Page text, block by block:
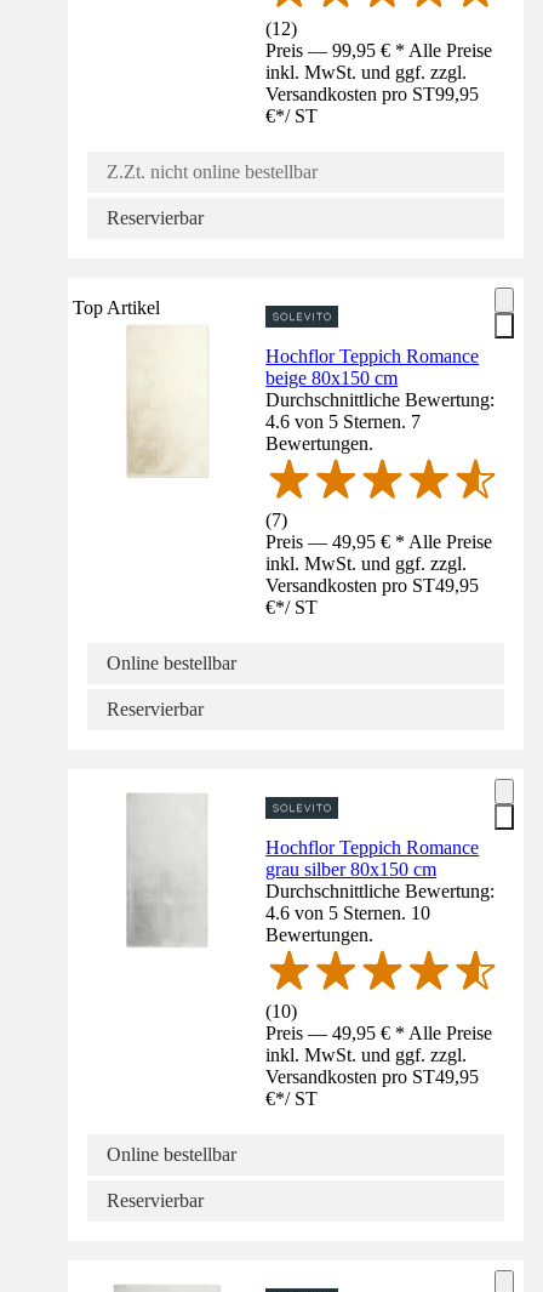
(12)
Preis — 99,95 € * Alle Preise
inkl. MwSt. und ggf. zzgl.
Versandkosten pro ST99,95
€*/ ST
Z.Zt. nicht online bestellbar
Reservierbar
Top Artikel
Hochflor Teppich Romance
beige 80x150 cm
Durchschnittliche Bewertung:
4.6 von 5 Sternen. 7
Bewertungen.
(7)
Preis — 49,95 € * Alle Preise
inkl. MwSt. und ggf. zzgl.
Versandkosten pro ST49,95
€*/ ST
Online bestellbar
Reservierbar
Hochflor Teppich Romance
grau silber 80x150 cm
Durchschnittliche Bewertung:
4.6 von 5 Sternen. 10
Bewertungen.
(10)
Preis — 49,95 € * Alle Preise
inkl. MwSt. und ggf. zzgl.
Versandkosten pro ST49,95
€*/ ST
Online bestellbar
Reservierbar